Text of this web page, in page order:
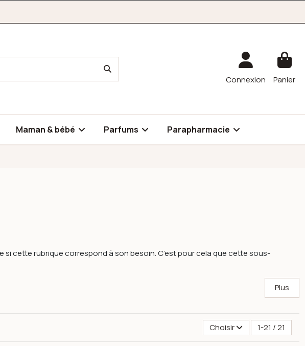
Connexion Panier
Maman & bébé Parfums Parapharmacie
cette rubrique correspond à son besoin. C’est pour cela que cette sous-
Plus
Choisir 1-21 / 21